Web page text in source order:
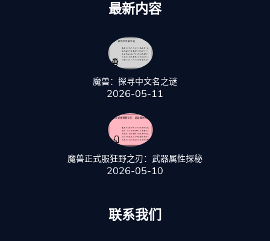
最新内容
魔兽：探寻中文名之谜
2026-05-11
魔兽正式服狂野之刃：武器属性探秘
2026-05-10
联系我们